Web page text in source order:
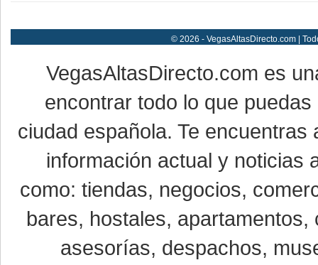
© 2026 - VegasAltasDirecto.com |
VegasAltasDirecto.com es
encontrar todo lo que
ciudad española. Te
información actual y noticias
como: tiendas, negocios,
bares, hostales,
asesorías, despachos,